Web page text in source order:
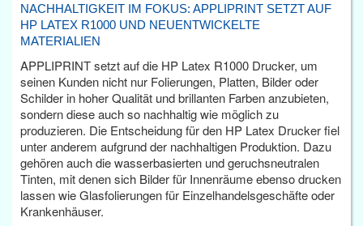
NACHHALTIGKEIT IM FOKUS: APPLIPRINT SETZT AUF
HP LATEX R1000 UND NEUENTWICKELTE
MATERIALIEN
APPLIPRINT setzt auf die HP Latex R1000 Drucker, um
seinen Kunden nicht nur Folierungen, Platten, Bilder oder
Schilder in hoher Qualität und brillanten Farben anzubieten,
sondern diese auch so nachhaltig wie möglich zu
produzieren. Die Entscheidung für den HP Latex Drucker fiel
unter anderem aufgrund der nachhaltigen Produktion. Dazu
gehören auch die wasserbasierten und geruchsneutralen
Tinten, mit denen sich Bilder für Innenräume ebenso drucken
lassen wie Glasfolierungen für Einzelhandelsgeschäfte oder
Krankenhäuser.